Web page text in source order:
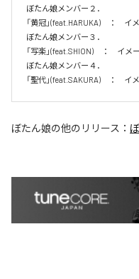
ぼたん娘メンバー２．
「黄冠」(feat.HARUKA)　：　
ぼたん娘メンバー３．
「写楽」(feat.SHION)　：　イ
ぼたん娘メンバー４．
「聖代」(feat.SAKURA)　：　
ぼたん娘の他のリリース：